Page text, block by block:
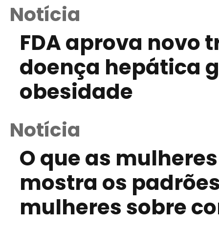
Notícia
FDA aprova novo
doença hepática
obesidade
Notícia
O que as
mostra os
mulheres sobre